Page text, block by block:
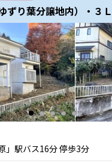
ずり葉分譲地内）・３
」駅バス16分 停歩3分